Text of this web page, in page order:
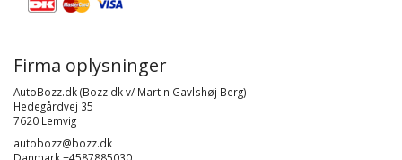
Firma oplysninger
AutoBozz.dk (Bozz.dk v/ Martin Gavlshøj Berg)
Hedegårdvej 35
7620 Lemvig
autobozz@bozz.dk